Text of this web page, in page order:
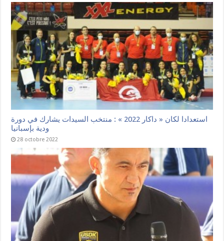
استعدادا لكان « داكار 2022 » : منتخب السيدات يشارك في دورة
ودية بإسبانيا
28 octobre 2022